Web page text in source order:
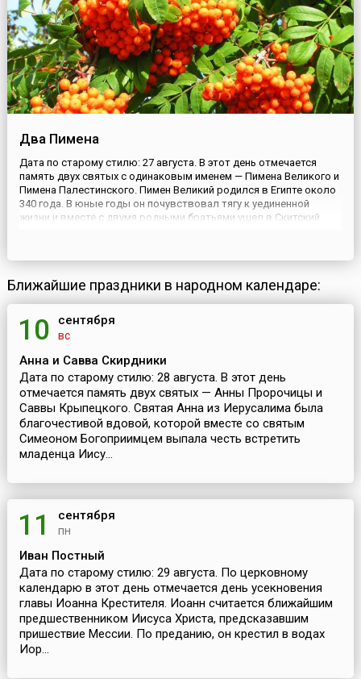
Два Пимена
Дата по старому стилю: 27 августа. В этот день отмечается
память двух святых с одинаковым именем — Пимена Великого и
Пимена Палестинского. Пимен Великий родился в Египте около
340 года. В юные годы он почувствовал тягу к уединенной
жизни и вместе с двумя родными братьями ушел в Скитский
Ближайшие праздники в народном календаре:
10 сентября
вс
Анна и Савва Скирдники
Дата по старому стилю: 28 августа. В этот день
отмечается память двух святых — Анны Пророчицы и
Саввы Крыпецкого. Святая Анна из Иерусалима была
благочестивой вдовой, которой вместе со святым
Симеоном Богоприимцем выпала честь встретить
младенца Иису...
11 сентября
пн
Иван Постный
Дата по старому стилю: 29 августа. По церковному
календарю в этот день отмечается день усекновения
главы Иоанна Крестителя. Иоанн считается ближайшим
предшественником Иисуса Христа, предсказавшим
пришествие Мессии. По преданию, он крестил в водах
Иор...